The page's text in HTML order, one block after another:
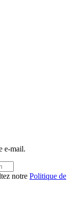
e-mail.
notre Politique de